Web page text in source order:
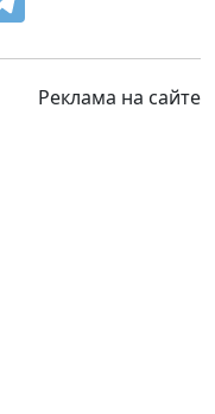
Реклама на сайте